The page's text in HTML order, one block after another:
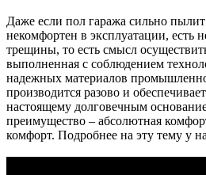
Даже если пол гаража сильно
некомфортен в эксплуатации, есть
трещины, то есть смысл
выполненная с соблюдением
надежных материалов
производится разово и
настоящему долговечным
преимущество – абсолютная
комфорт. Подробнее на эту тему у